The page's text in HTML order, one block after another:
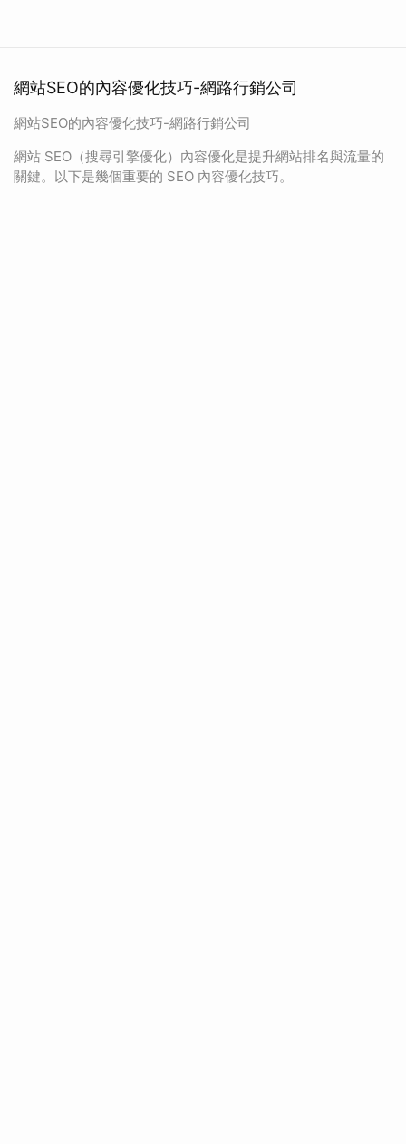
網站SEO的內容優化技巧-網路行銷公司
網站SEO的內容優化技巧-網路行銷公司
網站 SEO（搜尋引擎優化）內容優化是提升網站排名與流量的
關鍵。以下是幾個重要的 SEO 內容優化技巧。